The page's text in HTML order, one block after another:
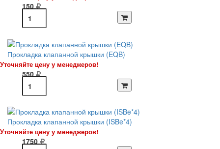
150
Прокладка клапанной крышки (EQB)
Уточняйте цену у менеджеров!
550
Прокладка клапанной крышки (ISBe*4)
Уточняйте цену у менеджеров!
1750